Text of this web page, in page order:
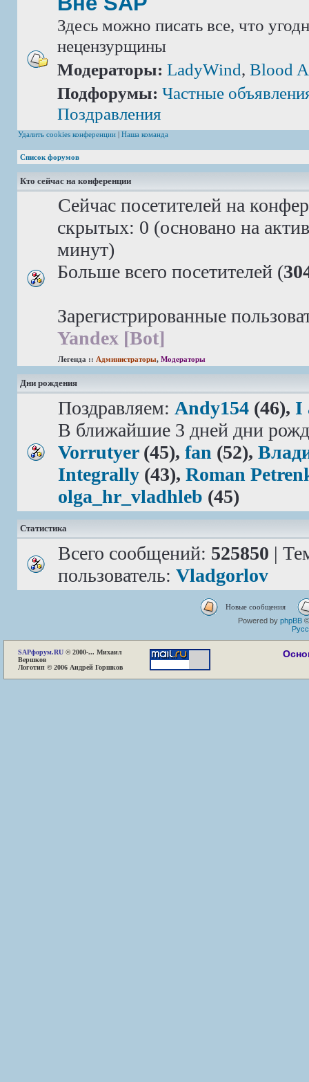
Здесь можно писать все, что
нецензурщины
Модераторы: LadyWind, Blood
Подфорумы: Частные
Поздравления
Удалить cookies конференции | Наша команда
Список форумов
Кто сейчас на конференции
Сейчас посетителей на
скрытых: 0 (основано на
минут)
Больше всего посетителей (
Зарегистрированные
Yandex [Bot]
Легенда :: Администраторы, Модераторы
Дни рождения
Поздравляем: Andy154 (46), I
В ближайшие 3 дней дни
Vorrutyer(45), fan (52),
Integrally (43), Roman
olga_hr_vladhleb (45)
Статистика
Всего сообщений: 525850 |
пользователь: Vladgorlov
Новые сообщения
Powered by phpBB
SAPфорум.RU © 2000-... Михаил
Вершков
Логотип © 2006 Андрей Горшков